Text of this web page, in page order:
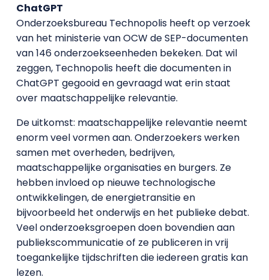
ChatGPT
Onderzoeksbureau Technopolis heeft op verzoek
van het ministerie van OCW de SEP-documenten
van 146 onderzoekseenheden bekeken. Dat wil
zeggen, Technopolis heeft die documenten in
ChatGPT gegooid en gevraagd wat erin staat
over maatschappelijke relevantie.
De uitkomst: maatschappelijke relevantie neemt
enorm veel vormen aan. Onderzoekers werken
samen met overheden, bedrijven,
maatschappelijke organisaties en burgers. Ze
hebben invloed op nieuwe technologische
ontwikkelingen, de energietransitie en
bijvoorbeeld het onderwijs en het publieke debat.
Veel onderzoeksgroepen doen bovendien aan
publiekscommunicatie of ze publiceren in vrij
toegankelijke tijdschriften die iedereen gratis kan
lezen.